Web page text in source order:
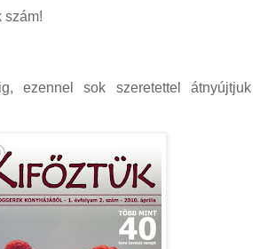
szám!
ezennel sok szeretettel átnyújtjuk